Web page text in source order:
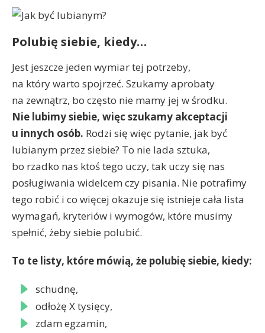
Polubię siebie, kiedy…
Jest jeszcze jeden wymiar tej potrzeby,
na który warto spojrzeć. Szukamy aprobaty
na zewnątrz, bo często nie mamy jej w środku.
Nie lubimy siebie, więc szukamy akceptacji
u innych osób. Rodzi się więc pytanie, jak być
lubianym przez siebie? To nie lada sztuka,
bo rzadko nas ktoś tego uczy, tak uczy się nas
posługiwania widelcem czy pisania. Nie potrafimy
tego robić i co więcej okazuje się istnieje cała lista
wymagań, kryteriów i wymogów, które musimy
spełnić, żeby siebie polubić.
To te listy, które mówią, że polubię siebie, kiedy:
schudnę,
odłożę X tysięcy,
zdam egzamin,